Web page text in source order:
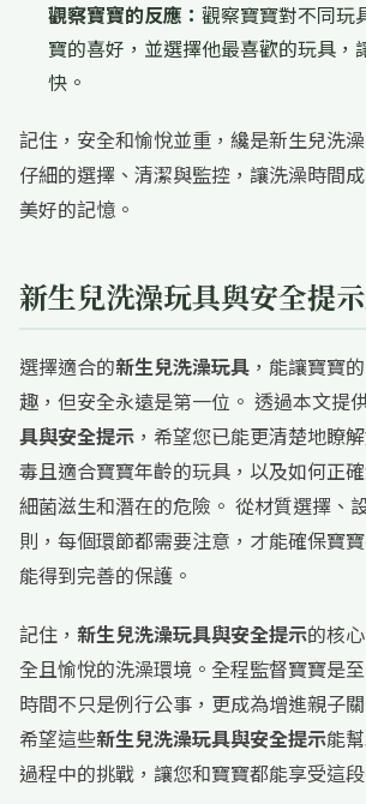
觀察寶寶的反應： 觀察寶寶對不同玩
寶的喜好，並選擇他最喜歡的玩具，
快。
記住，安全和愉悅並重，纔是新生兒洗
仔細的選擇、清潔與監控，讓洗澡時間
美好的記憶。
新生兒洗澡玩具與安全提
選擇適合的新生兒洗澡玩具 ，能讓寶寶
趣，但安全永遠是第一位。 透過本文提
具與安全提示 ，希望您已能更清楚地瞭
毒且適合寶寶年齡的玩具，以及如何正
細菌滋生和潛在的危險。 從材質選擇、
則，每個環節都需要注意，才能確保寶
能得到完善的保護。
記住， 新生兒洗澡玩具與安全提示的核
全且愉悅的洗澡環境。全程監督寶寶是
時間不只是例行公事，更成為增進親子
希望這些新生兒洗澡玩具與安全提示能
過程中的挑戰，讓您和寶寶都能享受這